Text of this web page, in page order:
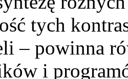
tych
– powinna
i